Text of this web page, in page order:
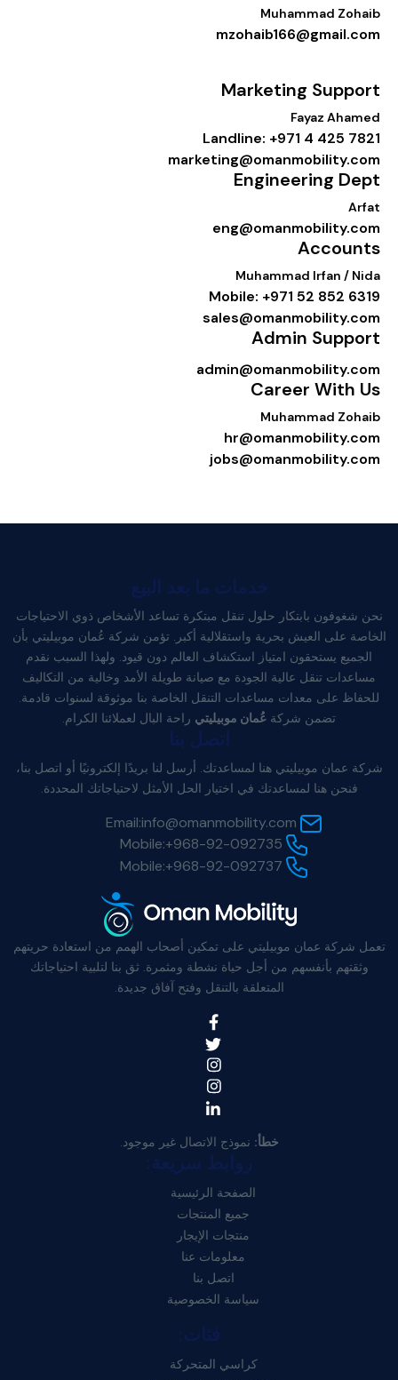
Muhammad
Marketing
Fayaz
Landline: +971 4 425
Engineering
Muhammad Irfan /
Mobile: +971 52 852
Admin
Career With
Muhammad
خدمات ما بعد البيع
شغوفون بابتكار حلول تنقل مبتكرة تساعد الأشخاص ذوي الاحتياجات
على العيش بحرية واستقلالية أكبر. تؤمن شركة عُمان موبيليتي بأن
يستحقون امتياز استكشاف العالم دون قيود. ولهذا السبب نقدم
تنقل عالية الجودة مع صيانة طويلة الأمد وخالية من التكاليف
على معدات مساعدات التنقل الخاصة بنا موثوقة لسنوات قادمة.
تضمن شركةعُمان موبيليتيراحة البال لعملائنا الكرام.
اتصل بنا
عمان موبيليتي هنا لمساعدتك. أرسل لنا بريدًا إلكترونيًا أو اتصل بنا،
فنحن هنا لمساعدتك في اختيار الحل الأمثل لاحتياجاتك المحددة.
Email:info@omanmobility.com
Mobile:+968-92-092735
Mobile:+968-92-092737
شركة عمان موبيليتي على تمكين أصحاب الهمم من استعادة حريتهم
وثقتهم بأنفسهم من أجل حياة نشطة ومثمرة. ثق بنا لتلبية احتياجاتك
المتعلقة بالتنقل وفتح آفاق جديدة.
نموذج الاتصال غير موجود.
روابط سريعة:
الصفحة الرئيسية
جميع المنتجات
منتجات الإيجار
معلومات عنا
اتصل بنا
سياسة الخصوصية
فئات:
كراسي المتحركة